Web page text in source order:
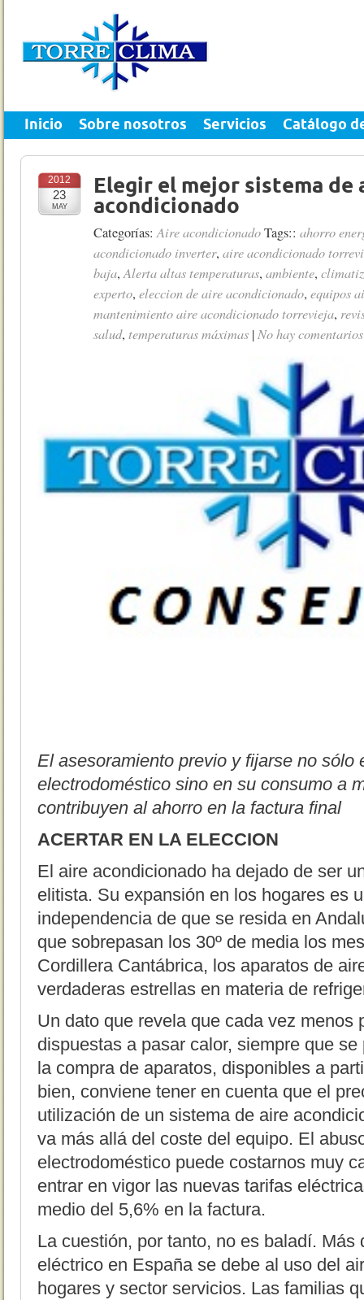
Inicio Sobre nosotros Servicios Catálogo
2012
23
MAY
Elegir el mejor sistema de
acondicionado
Categorías:Aire acondicionadoTags:: ahorro
acondicionado inverter, aire acondicionado
baja,Alerta altas temperaturas, ambiente,
experto, eleccion de aire acondicionado, equipos
mantenimiento aire acondicionado torrevieja,
salud, temperaturas máximas | No hay comentarios
El asesoramiento previo y fijarse no sólo
electrodoméstico sino en su consumo a
contribuyen al ahorro en la factura final
ACERTAR EN LA ELECCION
El aire acondicionado ha dejado de ser
elitista. Su expansión en los hogares es
independencia de que se resida en
que sobrepasan los 30º de media los
Cordillera Cantábrica, los aparatos de
verdaderas estrellas en materia de
Un dato que revela que cada vez menos
dispuestas a pasar calor, siempre que
la compra de aparatos, disponibles a
bien, conviene tener en cuenta que el
utilización de un sistema de aire
va más allá del coste del equipo. El
electrodoméstico puede costarnos muy
entrar en vigor las nuevas tarifas
medio del 5,6% en la factura.
La cuestión, por tanto, no es baladí. Más
eléctrico en España se debe al uso del
hogares y sector servicios. Las familias